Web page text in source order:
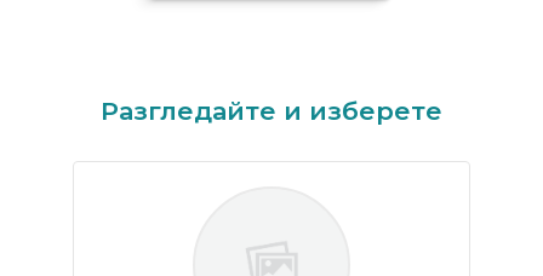
Разгледайте и изберете